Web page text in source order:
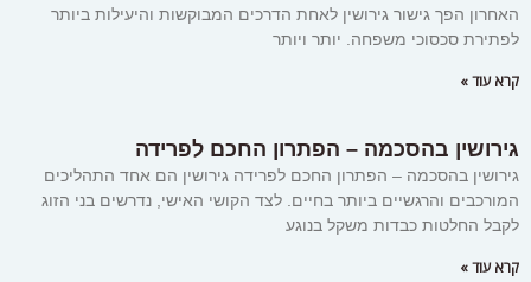
האחרון הפך גישור גירושין לאחת הדרכים המבוקשות והיעילות ביותר
לפתירת סכסוכי משפחה. יותר ויותר
קרא עוד »
גירושין בהסכמה – הפתרון החכם לפרידה
גירושין בהסכמה – הפתרון החכם לפרידה גירושין הם אחד התהליכים
המורכבים והרגשיים ביותר בחיים. לצד הקושי האישי, נדרשים בני הזוג
לקבל החלטות כבדות משקל בנוגע
קרא עוד »